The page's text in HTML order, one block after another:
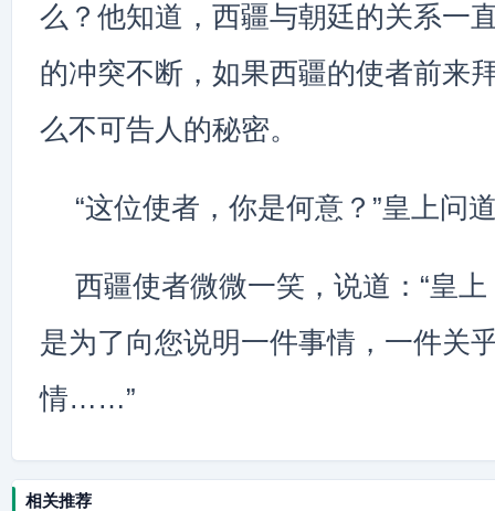
么？他知道，西疆与朝廷的关系一
的冲突不断，如果西疆的使者前来
么不可告人的秘密。
“这位使者，你是何意？”皇上问
西疆使者微微一笑，说道：“皇
是为了向您说明一件事情，一件关
情……”
相关推荐